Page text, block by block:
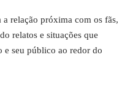
relação próxima com os fãs,
relatos e situações que
seu público ao redor do